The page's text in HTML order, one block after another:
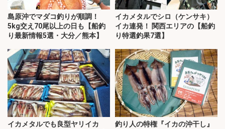
島原沖でマダコ釣りが順調！
5kg交え70尾以上の日も【船釣
り最新情報5選・大分／熊本】
イカメタルでシロ（ケンサキ）
イカ連発！ 関西エリアの【船釣
り特選釣果7選】
イカメタルでも良型ヤリイカ
釣り人の特権『イカの沖干し』